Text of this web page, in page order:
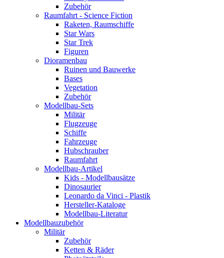
Zubehör
Raumfahrt - Science Fiction
Raketen, Raumschiffe
Star Wars
Star Trek
Figuren
Dioramenbau
Ruinen und Bauwerke
Bases
Vegetation
Zubehör
Modellbau-Sets
Militär
Flugzeuge
Schiffe
Fahrzeuge
Hubschrauber
Raumfahrt
Modellbau-Artikel
Kids - Modellbausätze
Dinosaurier
Leonardo da Vinci - Plastik
Hersteller-Kataloge
Modellbau-Literatur
Modellbauzubehör
Militär
Zubehör
Ketten & Räder